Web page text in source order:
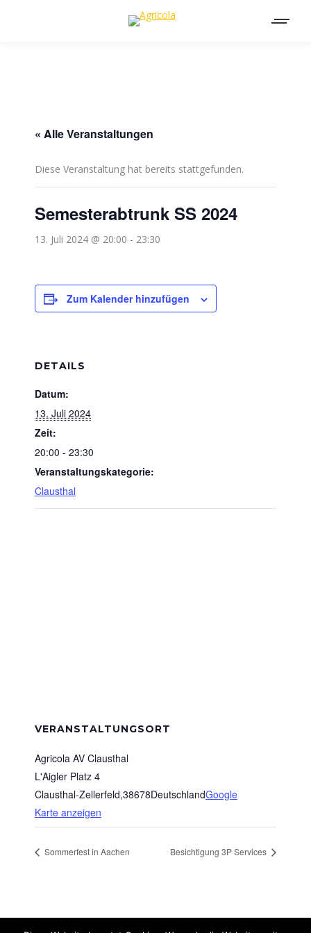
« Alle Veranstaltungen
Diese Veranstaltung hat bereits stattgefunden.
Semesterabtrunk SS 2024
13. Juli 2024 @ 20:00 - 23:30
Zum Kalender hinzufügen
DETAILS
Datum:
13. Juli 2024
Zeit:
20:00 - 23:30
Veranstaltungskategorie:
Clausthal
VERANSTALTUNGSORT
Agricola AV Clausthal
L'Aigler Platz 4
Clausthal-Zellerfeld,38678DeutschlandGoogle
Karte anzeigen
Sommerfest in Aachen Besichtigung 3P Services